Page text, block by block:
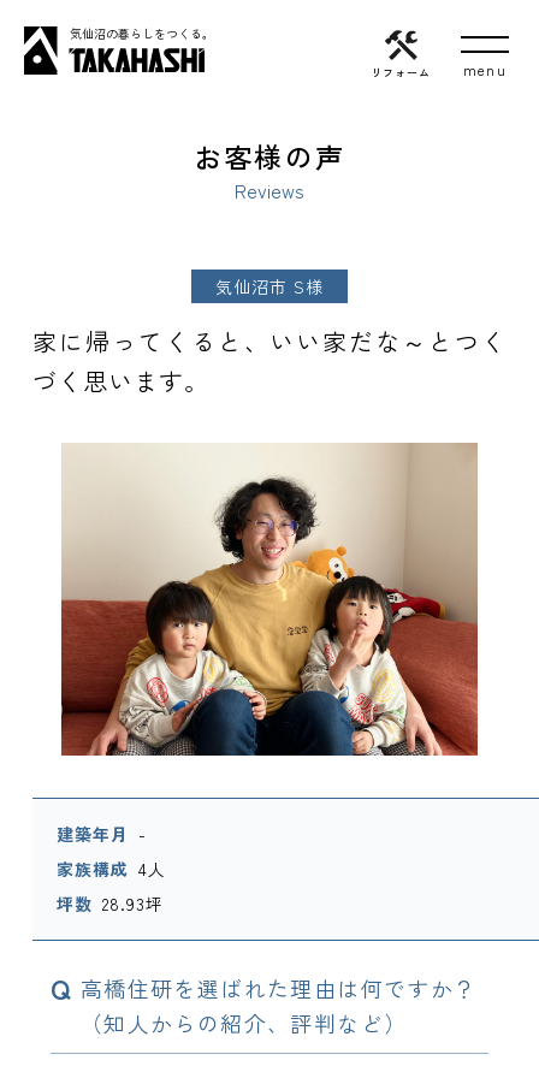
気仙沼の暮らしをつくる。
リフォーム
お客様の声
Reviews
気仙沼市 S様
家に帰ってくると、いい家だな～とつく
づく思います。
建築年月
-
家族構成 4人
坪数 28.93坪
Q 高橋住研を選ばれた理由は何ですか？
（知人からの紹介、評判など）